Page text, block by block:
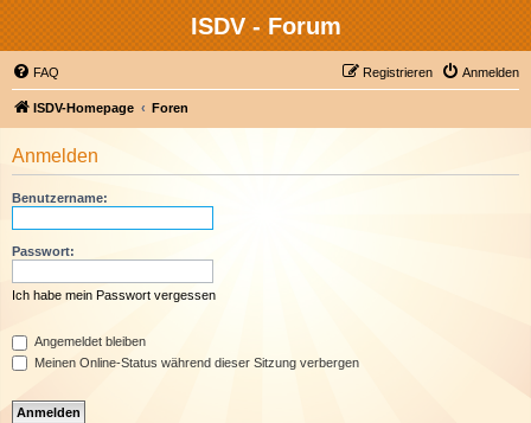
ISDV - Forum
FAQ Anmelden
Registrieren
ISDV-Homepage Foren
Anmelden
Benutzername:
Passwort:
Ich habe mein Passwort vergessen
Angemeldet bleiben
Meinen Online-Status während dieser Sitzung verbergen